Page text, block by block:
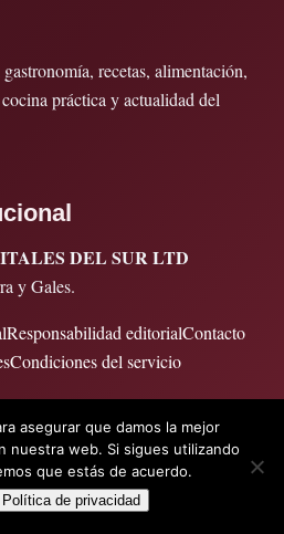
recetas, alimentación,
práctica y actualidad del
DEL SUR LTD
y Gales.
Responsabilidad editorialContacto
Condiciones del servicio
por MEDIOS DIGITALES DEL
en Inglaterra y Gales.
asegurar que damos la mejor
nuestra web. Si sigues utilizando
que estás de acuerdo.
Política de privacidad